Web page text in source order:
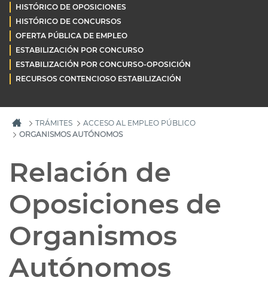
HISTÓRICO DE OPOSICIONES
HISTÓRICO DE CONCURSOS
OFERTA PÚBLICA DE EMPLEO
ESTABILIZACIÓN POR CONCURSO
ESTABILIZACIÓN POR CONCURSO-OPOSICIÓN
RECURSOS CONTENCIOSO ESTABILIZACIÓN
TRÁMITES
ACCESO AL EMPLEO PÚBLICO
ORGANISMOS AUTÓNOMOS
Relación de
Oposiciones de
Organismos
Autónomos